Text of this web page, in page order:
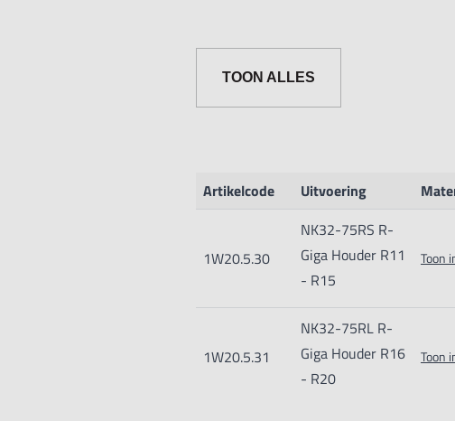
Schacht houder: 32mm
Lengte houder: 165mm
Radius 11R tot en met 15R.
voor de wisselplaten met
Radius 16R tot en met 20R.
TOON ALLES
Artikelcode Uitvoering
1W20.5.30
NK32-75RS R-
Giga Houder R11
- R15
Toon
1W20.5.31
NK32-75RL R-
Giga Houder R16
- R20
Toon